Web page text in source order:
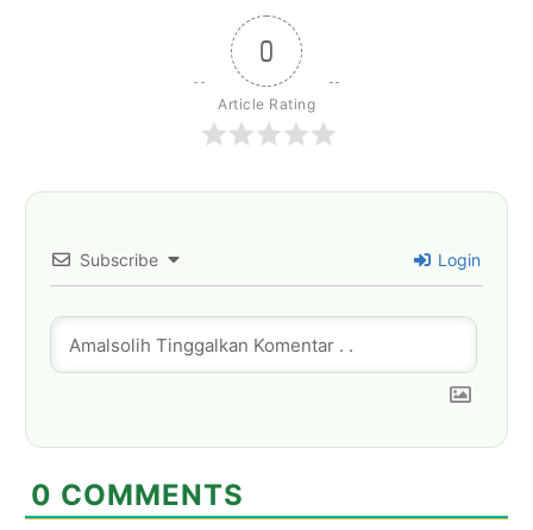
0
Article Rating
Subscribe Login
0 COMMENTS